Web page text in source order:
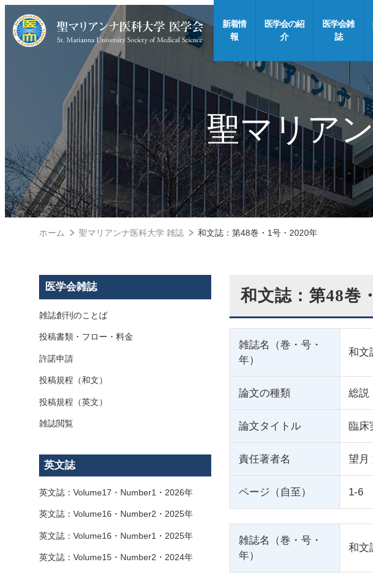
新着情
報
医学会の紹
介
医学会雑
誌
聖マリア
ホーム 聖マリアンナ医科大学 雑誌 和文誌：第48巻・1号・2020年
和文誌：第48巻
雑誌名（巻・号・
年）
和文
論文の種類 総説
論文タイトル 臨床
責任著者名 望月
ページ（自至） 1-6
雑誌名（巻・号・
年）
和文
医学会雑誌
雑誌創刊のことば
投稿書類・フロー・料金
許諾申請
投稿規程（和文）
投稿規程（英文）
雑誌閲覧
英文誌
英文誌：Volume17・Number1・2026年
英文誌：Volume16・Number2・2025年
英文誌：Volume16・Number1・2025年
英文誌：Volume15・Number2・2024年